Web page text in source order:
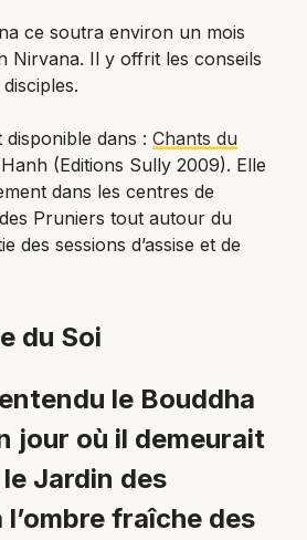
ce soutra environ un mois
Nirvana. Il y offrit les conseils
dans : Chants du
(Editions Sully 2009). Elle
dans les centres de
Pruniers tout autour du
des sessions d’assise et de
du Soi
le Bouddha
jour où il demeurait
Jardin des
fraîche des